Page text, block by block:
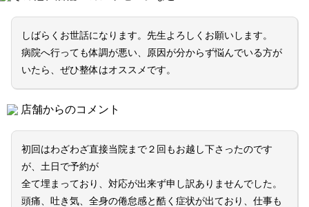
しばらくお世話になります。先生よろしくお願いします。
病院へ行っても体調が悪い、原因が分からず悩んでいる方が
いたら、ぜひ整体はオススメです。
店舗からのコメント
初回はわざわざ直接当院まで２回もお越し下さったのです
が、土日で予約が
全て埋まっており、対応が出来ず申し訳ありませんでした。
頭痛、吐き気、全身の倦怠感と酷く症状が出ており、仕事も